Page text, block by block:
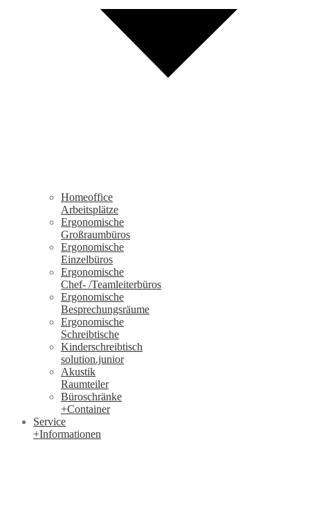
Homeoffice
Arbeitsplätze
Ergonomische
Großraumbüros
Ergonomische
Einzelbüros
Ergonomische
Chef- /Teamleiterbüros
Ergonomische
Besprechungsräume
Ergonomische
Schreibtische
Kinderschreibtisch
solution.junior
Akustik
Raumteiler
Büroschränke
+Container
Service
+Informationen